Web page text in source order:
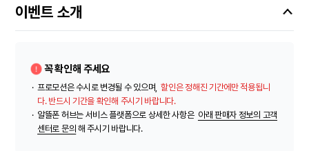
이벤트 소개
꼭 확인해 주세요
· 프로모션은 수시로 변경될 수 있으며,
할인은 정해진 기간에만 적용됩니
다. 반드시 기간을 확인해 주시기 바랍니다.
· 알뜰폰 허브는 서비스 플랫폼으로 상세한 사항은 아래 판매자 정보의 고객
센터로 문의 해 주시기 바랍니다.